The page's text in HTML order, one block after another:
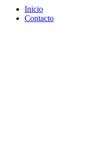
Inicio
Contacto